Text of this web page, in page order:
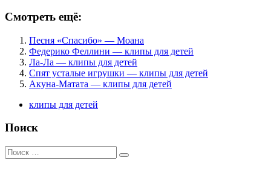
Смотреть ещё:
Песня «Спасибо» — Моана
Федерико Феллини — клипы для детей
Ла-Ла — клипы для детей
Спят усталые игрушки — клипы для детей
Акуна-Матата — клипы для детей
клипы для детей
Поиск
Поиск
для: